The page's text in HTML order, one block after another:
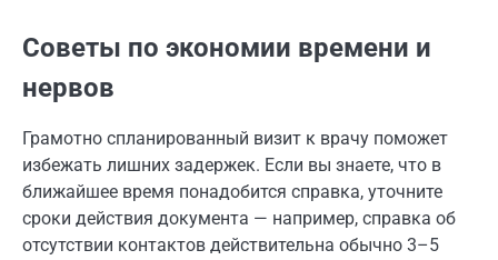
Советы по экономии времени и
нервов
Грамотно спланированный визит к врачу поможет
избежать лишних задержек. Если вы знаете, что в
ближайшее время понадобится справка, уточните
сроки действия документа — например, справка об
отсутствии контактов действительна обычно 3–5